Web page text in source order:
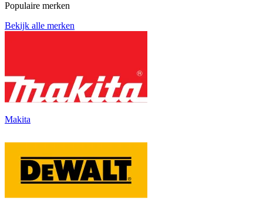
Populaire merken
Bekijk alle merken
Makita